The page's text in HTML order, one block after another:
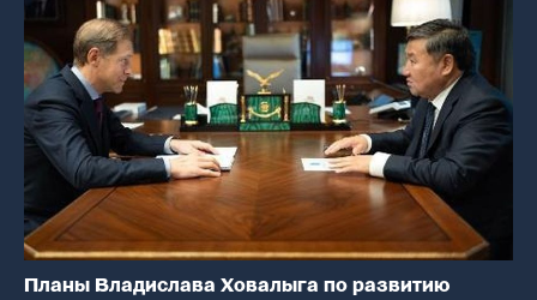
Планы Владислава Ховалыга по развитию